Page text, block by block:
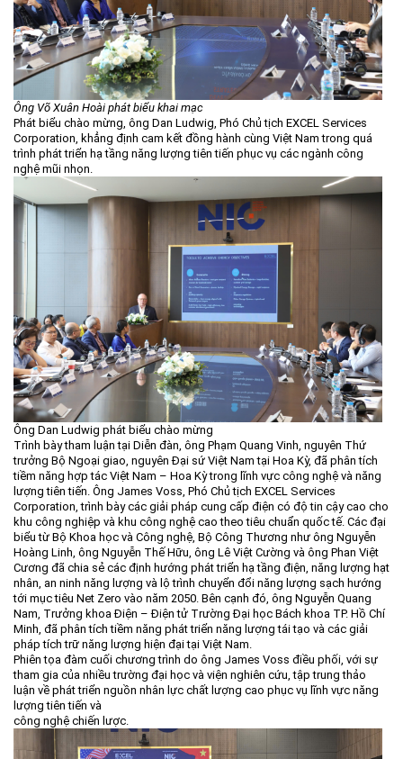
Ông Võ Xuân Hoài phát biểu khai mạc
Phát biểu chào mừng, ông Dan Ludwig, Phó Chủ tịch EXCEL Services
Corporation, khẳng định cam kết đồng hành cùng Việt Nam trong quá
trình phát triển hạ tầng năng lượng tiên tiến phục vụ các ngành công
nghệ mũi nhọn.
Ông Dan Ludwig phát biểu chào mừng
Trình bày tham luận tại Diễn đàn, ông Phạm Quang Vinh, nguyên Thứ
trưởng Bộ Ngoại giao, nguyên Đại sứ Việt Nam tại Hoa Kỳ, đã phân tích
tiềm năng hợp tác Việt Nam – Hoa Kỳ trong lĩnh vực công nghệ và năng
lượng tiên tiến. Ông James Voss, Phó Chủ tịch EXCEL Services
Corporation, trình bày các giải pháp cung cấp điện có độ tin cậy cao cho
khu công nghiệp và khu công nghệ cao theo tiêu chuẩn quốc tế. Các đại
biểu từ Bộ Khoa học và Công nghệ, Bộ Công Thương như ông Nguyễn
Hoàng Linh, ông Nguyễn Thế Hữu, ông Lê Việt Cường và ông Phan Việt
Cương đã chia sẻ các định hướng phát triển hạ tầng điện, năng lượng hạt
nhân, an ninh năng lượng và lộ trình chuyển đổi năng lượng sạch hướng
tới mục tiêu Net Zero vào năm 2050. Bên cạnh đó, ông Nguyễn Quang
Nam, Trưởng khoa Điện – Điện tử Trường Đại học Bách khoa TP. Hồ Chí
Minh, đã phân tích tiềm năng phát triển năng lượng tái tạo và các giải
pháp tích trữ năng lượng hiện đại tại Việt Nam.
Phiên tọa đàm cuối chương trình do ông James Voss điều phối, với sự
tham gia của nhiều trường đại học và viện nghiên cứu, tập trung thảo
luận về phát triển nguồn nhân lực chất lượng cao phục vụ lĩnh vực năng
lượng tiên tiến và
công nghệ chiến lược.